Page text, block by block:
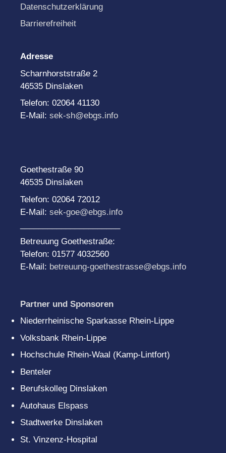
Datenschutzerklärung
Barrierefreiheit
Adresse
Scharnhorststraße 2
46535 Dinslaken
Telefon: 02064 41130
E-Mail: sek-sh@ebgs.info
Goethestraße 90
46535 Dinslaken
Telefon: 02064 72012
E-Mail: sek-goe@ebgs.info
Betreuung Goethestraße:
Telefon: 01577 4032560
E-Mail: betreuung-goethestrasse@ebgs.info
Partner und Sponsoren
Niederrheinische Sparkasse Rhein-Lippe
Volksbank Rhein-Lippe
Hochschule Rhein-Waal (Kamp-Lintfort)
Benteler
Berufskolleg Dinslaken
Autohaus Elspass
Stadtwerke Dinslaken
St. Vinzenz-Hospital